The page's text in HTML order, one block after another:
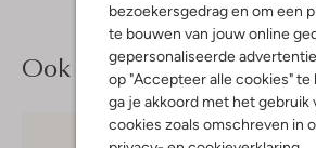
bezoekersgedrag en om een
te bouwen van jouw online
gepersonaliseerde
op "Accepteer alle cookies" te
ga je akkoord met het gebruik
cookies zoals omschreven in
Ook iets voor jou?